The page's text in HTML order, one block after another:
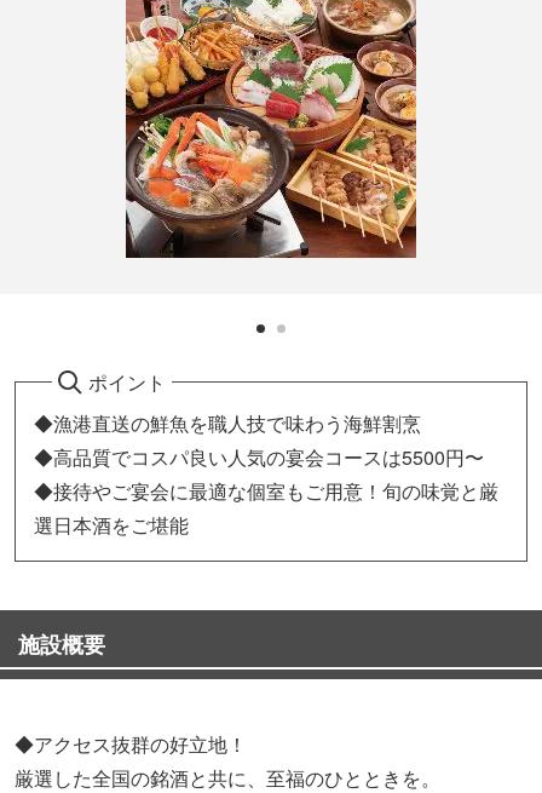
ポイント
◆漁港直送の鮮魚を職人技で味わう海鮮割烹
◆高品質でコスパ良い人気の宴会コースは5500円〜
◆接待やご宴会に最適な個室もご用意！旬の味覚と厳
選日本酒をご堪能
施設概要
◆アクセス抜群の好立地！
厳選した全国の銘酒と共に、至福のひとときを。